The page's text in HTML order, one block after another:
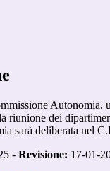
Autonomia,
riunione dei
sarà deliberata nel
- Revisione: 17-01-